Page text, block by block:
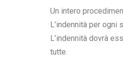
Un intero
L’indennità per ogni
L’indennità dovrà
tutte.